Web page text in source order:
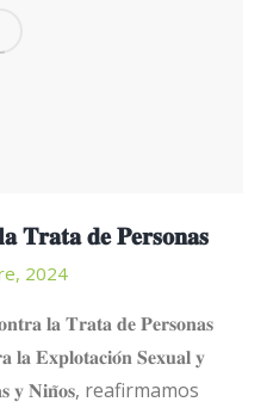
𝐓𝐫𝐚𝐭𝐚 𝐝𝐞 𝐏𝐞𝐫𝐬𝐨𝐧𝐚𝐬
2024
𝐥𝐚 𝐓𝐫𝐚𝐭𝐚 𝐝𝐞 𝐏𝐞𝐫𝐬𝐨𝐧𝐚𝐬
𝐥𝐚 𝐄𝐱𝐩𝐥𝐨𝐭𝐚𝐜𝐢𝐨́𝐧 𝐒𝐞𝐱𝐮𝐚𝐥 𝐲
𝐲 𝐍𝐢𝐧̃𝐨𝐬, reafirmamos